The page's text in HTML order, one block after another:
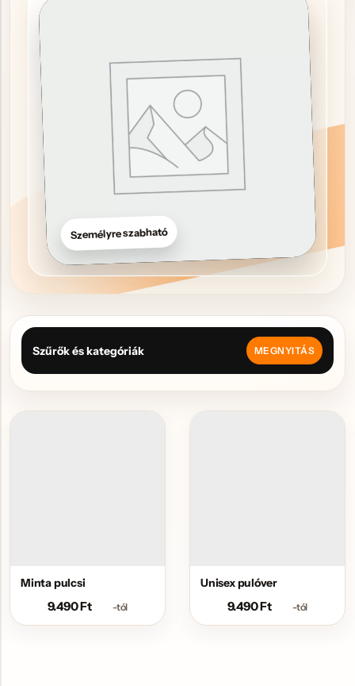
Személyre szabható
Szűrők és kategóriák MEGNYITÁS
Minta pulcsi
9.490Ft -tól
Unisex pulóver
9.490Ft -tól
Hűtőmágnes, Kitűző
Plüss
Sapka
Egyedi céges ajándékok
Egyéb ajándék ötletek